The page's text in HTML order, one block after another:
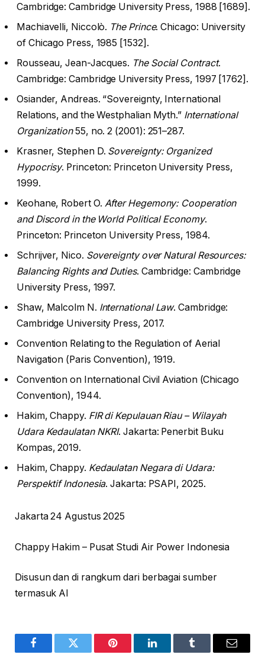
Cambridge: Cambridge University Press, 1988 [1689].
Machiavelli, Niccolò. The Prince. Chicago: University
of Chicago Press, 1985 [1532].
Rousseau, Jean-Jacques. The Social Contract.
Cambridge: Cambridge University Press, 1997 [1762].
Osiander, Andreas. “Sovereignty, International
Relations, and the Westphalian Myth.” International
Organization55, no. 2 (2001): 251–287.
Krasner, Stephen D. Sovereignty: Organized
Hypocrisy. Princeton: Princeton University Press,
1999.
Keohane, Robert O. After Hegemony: Cooperation
and Discord in the World Political Economy.
Princeton: Princeton University Press, 1984.
Schrijver, Nico. Sovereignty over Natural Resources:
Balancing Rights and Duties. Cambridge: Cambridge
University Press, 1997.
Shaw, Malcolm N. International Law. Cambridge:
Cambridge University Press, 2017.
Convention Relating to the Regulation of Aerial
Navigation (Paris Convention), 1919.
Convention on International Civil Aviation (Chicago
Convention), 1944.
Hakim, Chappy. FIR di Kepulauan Riau – Wilayah
Udara Kedaulatan NKRI. Jakarta: Penerbit Buku
Kompas, 2019.
Hakim, Chappy. Kedaulatan Negara di Udara:
Perspektif Indonesia. Jakarta: PSAPI, 2025.
Jakarta 24 Agustus 2025
Chappy Hakim – Pusat Studi Air Power Indonesia
Disusun dan di rangkum dari berbagai sumber
termasuk AI
FacebookTwitter Pinterest LinkedInTumblr Email